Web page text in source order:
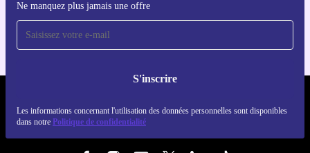
Ne manquez plus jamais une offre
S'inscrire
Les informations concernant l'utilisation des données personnelles sont disponibles
dans notre Politique de confidentialité
Pour iOS et Android